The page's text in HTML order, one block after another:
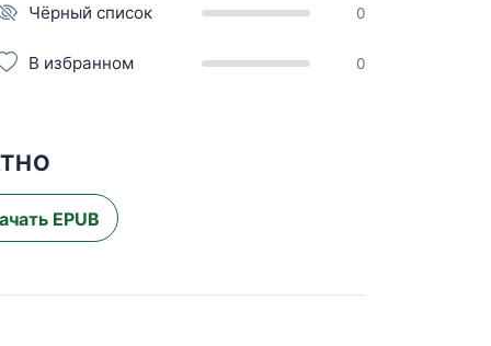
Чёрный список 0
В избранном 0
EPUB